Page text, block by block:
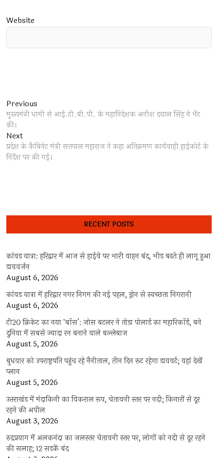
Website
Post
navigation
Previous
post:
मुख्यमंत्री धामी से आई.टी.बी.पी. के महानिदेशक अनीश दयाल सिंह ने भेंट
की।
NextNext
post:
प्रदेश के कैबिनेट मंत्री सतपाल महाराज ने कहा अतिक्रमण कार्यवाही हाईकोर्ट के
निर्देश पर की गई।
RECENT POSTS
कांवड़ यात्रा: हरिद्वार में आज से हाईवे पर भारी वाहन बंद, भीड़ बढ़ते ही लागू हुआ
डायवर्जन
August 6, 2026
कांवड़ यात्रा में हरिद्वार नगर निगम की नई पहल, ड्रोन से स्वच्छता निगरानी
August 6, 2026
टी20 क्रिकेट का नया ‘बॉस’: जोस बटलर ने तोड़ा पोलार्ड का महारिकॉर्ड, बने
दुनिया में सबसे ज्यादा रन बनाने वाले बल्लेबाज
August 5, 2026
बुधवार को उपराष्ट्रपति पहुंच रहे नैनीताल, तीन दिन रूट रहेगा डायवर्ट; यहां देखें
प्‍लान
August 5, 2026
उत्तराखंड में मंदाकिनी का विकराल रूप, चेतावनी स्तर पर नदी; किनारों से दूर
रहने की अपील
August 3, 2026
रुद्रप्रयाग में अलकनंदा का जलस्तर चेतावनी स्तर पर, लोगों को नदी से दूर रहने
की सलाह; 12 सड़कें बंद